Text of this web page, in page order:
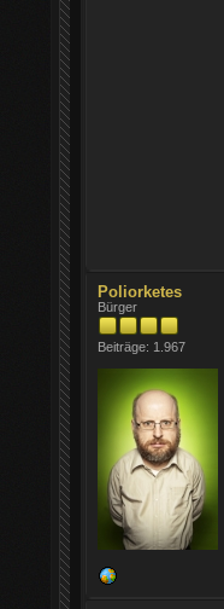
Poliorketes
Bürger
Beiträge: 1.967